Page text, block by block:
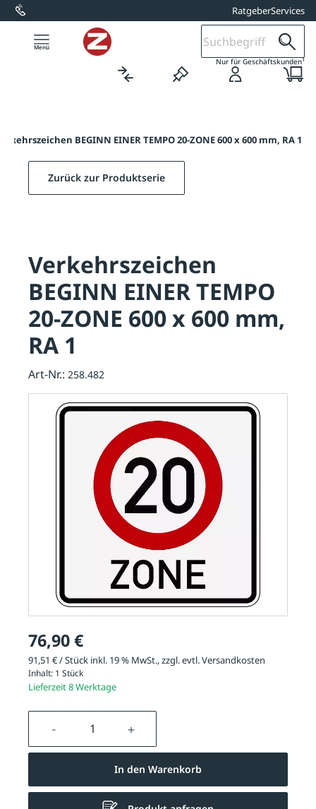
springen RatgeberServices
Nur für Geschäftskunden1
BEGINN EINER TEMPO 20-ZONE 600 x 600 mm, RA 1
76,90 €
91,51 € / Stück inkl. 19 % MwSt., zzgl. evtl.Versandkosten
Inhalt: 1 Stück
Lieferzeit 8 Werktage
Produkt Anzahl: Gib den
In den Warenkorb
Zurück zur Produktserie
Verkehrszeichen
BEGINN EINER TEMPO
20-ZONE 600 x 600 mm,
RA 1
Art-Nr.: 258.482